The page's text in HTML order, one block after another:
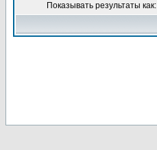
Показывать результаты как: